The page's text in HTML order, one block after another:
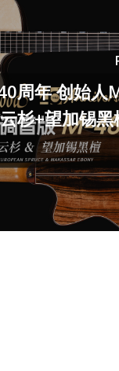
周年 创始人
杉+望加锡